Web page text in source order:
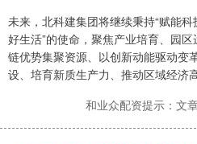
未来，北科建集团将继续秉持“赋能
好生活”的使命，聚焦产业培育、园
链优势集聚资源、以创新动能驱动变
设、培育新质生产力、推动区域经济
和业众配资提示：文